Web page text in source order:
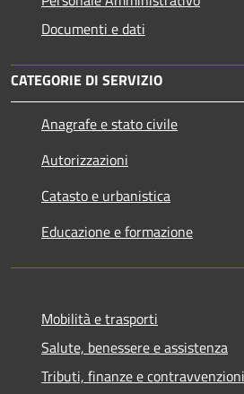
Documenti e dati
CATEGORIE DI SERVIZIO
Anagrafe e stato civile
Autorizzazioni
Catasto e urbanistica
Educazione e formazione
Mobilità e trasporti
Salute, benessere e assistenza
Tributi, finanze e contravvenzioni